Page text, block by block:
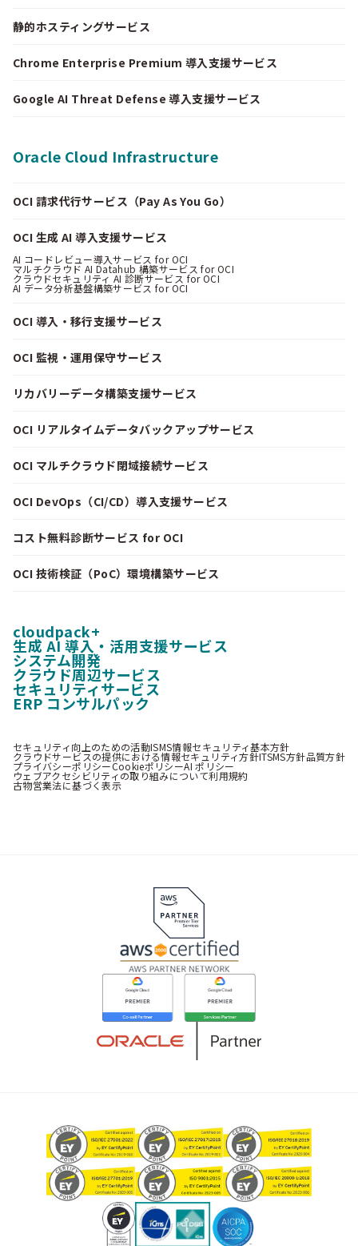
静的ホスティングサービス
Chrome Enterprise Premium 導入支援サービス
Google AI Threat Defense 導入支援サービス
Oracle Cloud Infrastructure
OCI 請求代行サービス（Pay As You Go）
OCI 生成 AI 導入支援サービス
AI コードレビュー導入サービス for OCI
マルチクラウド AI Datahub 構築サービス for OCI
クラウドセキュリティ AI 診断サービス for OCI
AI データ分析基盤構築サービス for OCI
OCI 導入・移行支援サービス
OCI 監視・運用保守サービス
リカバリーデータ構築支援サービス
OCI リアルタイムデータバックアップサービス
OCI マルチクラウド閉域接続サービス
OCI DevOps（CI/CD）導入支援サービス
コスト無料診断サービス for OCI
OCI 技術検証（PoC）環境構築サービス
cloudpack+
生成 AI 導入・活用支援サービス
システム開発
クラウド周辺サービス
セキュリティサービス
ERP コンサルパック
セキュリティ向上のための活動ISMS情報セキュリティ基本方針
クラウドサービスの提供における情報セキュリティ方針ITSMS方針品質方針
プライバシーポリシーCookieポリシーAI ポリシー
ウェブアクセシビリティの取り組みについて利用規約
古物営業法に基づく表示